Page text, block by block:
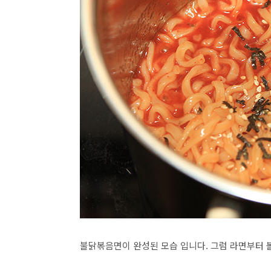
불닭볶음면이 완성된 모습 입니다. 그럼 라면부터